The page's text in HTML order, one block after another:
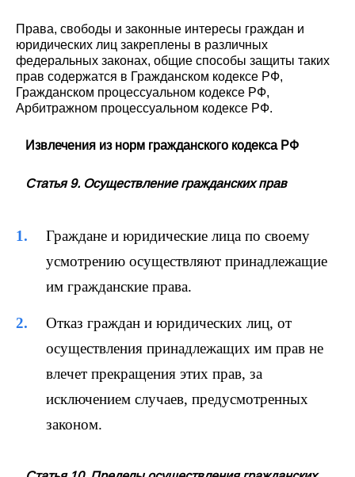
Права, свободы и законные интересы граждан и
юридических лиц закреплены в различных
федеральных законах, общие способы защиты таких
прав содержатся в Гражданском кодексе РФ,
Гражданском процессуальном кодексе РФ,
Арбитражном процессуальном кодексе РФ.
Извлечения из норм гражданского кодекса РФ
Статья 9. Осуществление гражданских прав
Граждане и юридические лица по своему
усмотрению осуществляют принадлежащие
им гражданские права.
Отказ граждан и юридических лиц, от
осуществления принадлежащих им прав не
влечет прекращения этих прав, за
исключением случаев, предусмотренных
законом.